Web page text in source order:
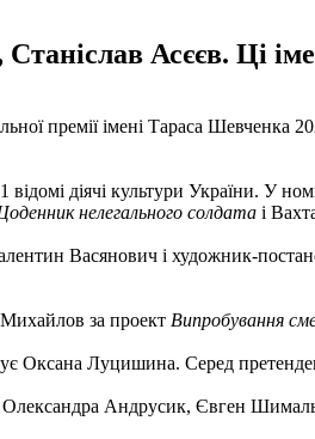
Асєєв. Ці
премії імені Тараса Шевченка
діячі культури України. У
нелегального солдата і
Васянович і художник-
за проект Випробування
Оксана Луцишина. Серед
Андрусик, Євген